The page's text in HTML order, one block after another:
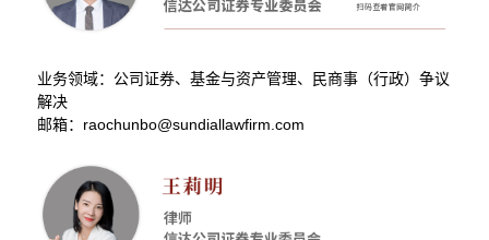
业务领域：公司证券、基金与资产管理、民商事（行政）争议
解决
邮箱：raochunbo@sundiallawfirm.com